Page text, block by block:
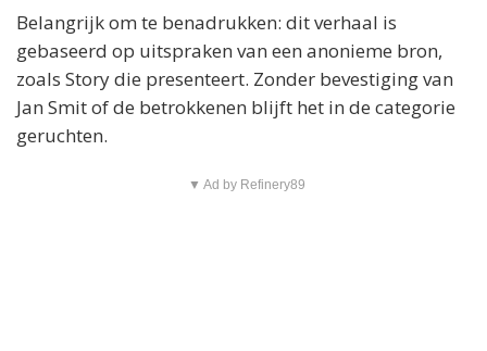
Belangrijk om te benadrukken: dit verhaal is
gebaseerd op uitspraken van een anonieme bron,
zoals Story die presenteert. Zonder bevestiging van
Jan Smit of de betrokkenen blijft het in de categorie
geruchten.
▼ Ad by Refinery89